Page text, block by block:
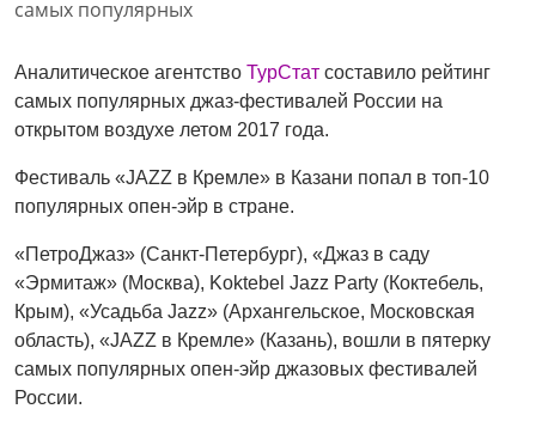
Аналитическое агентство ТурСтат составило рейтинг
самых популярных джаз-фестивалей России на
открытом воздухе летом 2017 года.
Фестиваль «JAZZ в Кремле» в Казани попал в топ-10
популярных опен-эйр в стране.
«ПетроДжаз» (Санкт-Петербург), «Джаз в саду
«Эрмитаж» (Москва), Koktebel Jazz Party (Коктебель,
Крым), «Усадьба Jazz» (Архангельское, Московская
область), «JAZZ в Кремле» (Казань), вошли в пятерку
самых популярных опен-эйр джазовых фестивалей
России.